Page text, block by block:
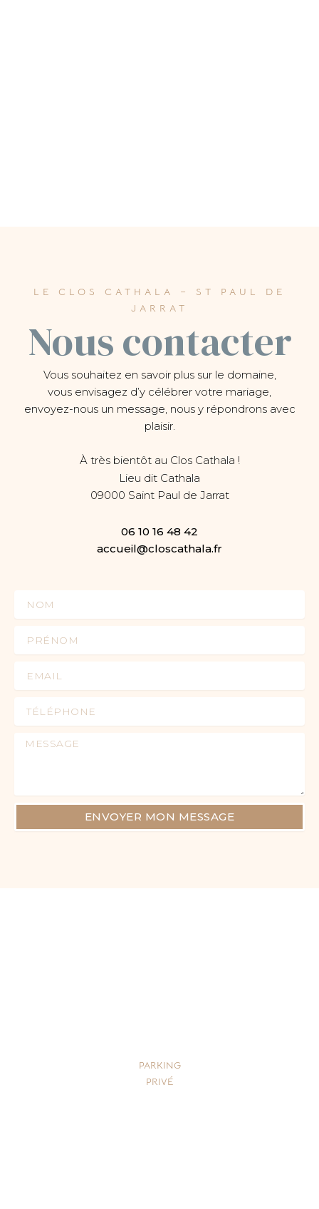
LE CLOS CATHALA – ST PAUL DE
JARRAT
Nous contacter
Vous souhaitez en savoir plus sur le domaine,
vous envisagez d’y célébrer votre mariage,
envoyez-nous un message, nous y répondrons avec
plaisir.
À très bientôt au Clos Cathala !
Lieu dit Cathala
09000 Saint Paul de Jarrat
06 10 16 48 42
accueil@closcathala.fr
Prénom
Téléphone
Message
ENVOYER MON MESSAGE
PARKING
PRIVÉ